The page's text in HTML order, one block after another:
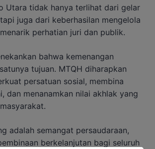
Utara tidak hanya terlihat dari gelar
juga dari keberhasilan mengelola
perhatian juri dan publik.
bahwa kemenangan
tujuan. MTQH diharapkan
persatuan sosial, membina
dan menanamkan nilai akhlak yang
adalah semangat persaudaraan,
berkelanjutan bagi seluruh